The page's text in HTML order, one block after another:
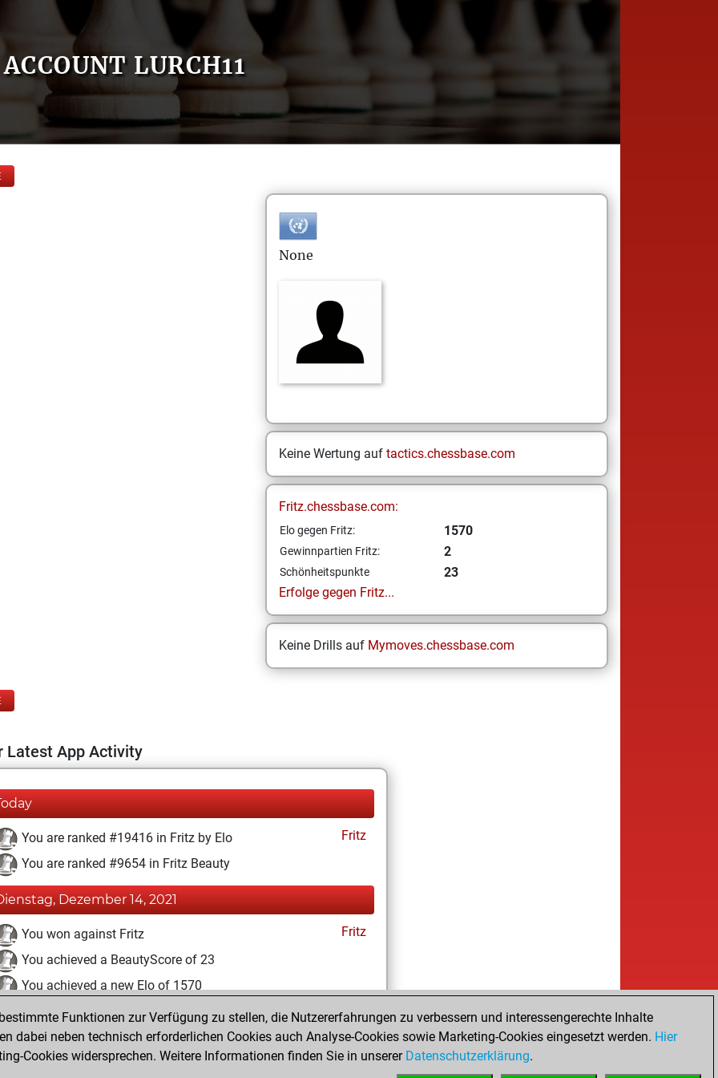
ACCOUNT LURCH11
None
Keine Wertung auf tactics.chessbase.com
Fritz.chessbase.com:
Elo gegen Fritz: 1570
Gewinnpartien Fritz: 2
Schönheitspunkte
23
Erfolge gegen Fritz...
Keine Drills auf Mymoves.chessbase.com
Latest App Activity
You are ranked #19416 in Fritz by Elo
Fritz
You are ranked #9654 in Fritz Beauty
Dezember 14, 2021
You won against Fritz
Fritz
You achieved a BeautyScore of 23
You achieved a new Elo of 1570
Dienstag, Dezember 7, 2021
You created your Fritz account Fritz
Funktionen zur Verfügung zu stellen, die Nutzererfahrungen zu verbessern und interessengerechte Inhalte
dabei neben technisch erforderlichen Cookies auch Analyse-Cookies sowie Marketing-Cookies eingesetzt werden. Hier
Cookies widersprechen. Weitere Informationen finden Sie in unserer Datenschutzerklärung.